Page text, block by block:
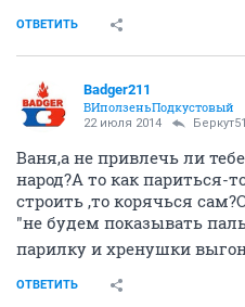
ОТВЕТИТЬ
Badger211
ВИползеньПодкустовый
22 июля 2014 Беркут51
Ваня,а не привлечь ли
народ?А то как париться-
строить ,то корячься
"не будем показывать
парилку и хренушки
ОТВЕТИТЬ